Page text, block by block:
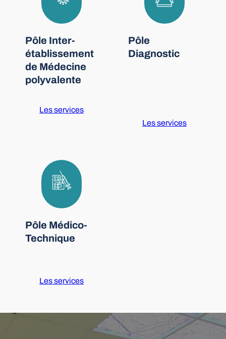
Pôle Inter-
établissement
de Médecine
polyvalente
Les services
Pôle
Diagnostic
Les services
Pôle Médico-
Technique
Les services